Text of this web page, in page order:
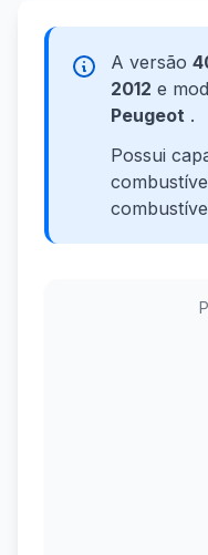
A versão
2012 e
Peugeot .
Possui